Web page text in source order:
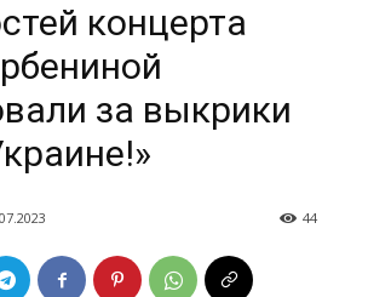
концерта
за выкрики
44